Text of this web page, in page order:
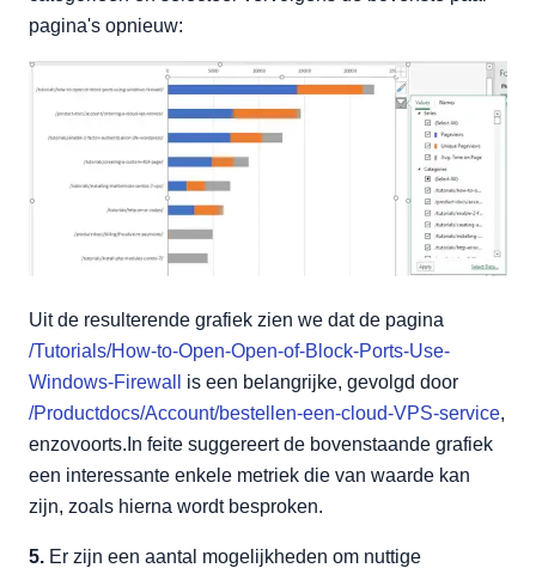
pagina's opnieuw:
Uit de resulterende grafiek zien we dat de pagina
/Tutorials/How-to-Open-Open-of-Block-Ports-Use-
Windows-Firewall
is een belangrijke, gevolgd door
/Productdocs/Account/bestellen-een-cloud-VPS-service,
enzovoorts.In feite suggereert de bovenstaande grafiek
een interessante enkele metriek die van waarde kan
zijn, zoals hierna wordt besproken.
5. Er zijn een aantal mogelijkheden om nuttige